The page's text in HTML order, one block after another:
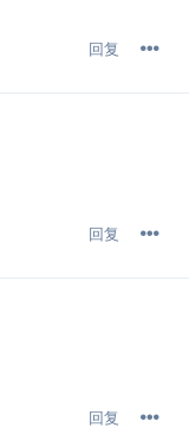
回复
回复
回复